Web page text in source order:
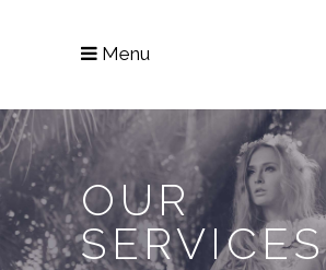
Menu
OUR
SERVICES